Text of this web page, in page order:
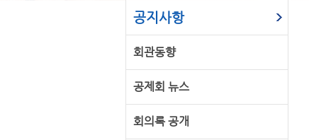
공지사항
회관동향
공제회 뉴스
회의록 공개